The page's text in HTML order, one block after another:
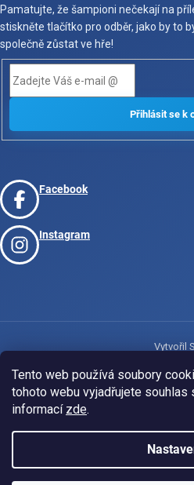
Tento web používá soubory
tohoto webu vyjadřujete souhlas
informací zde.
Pamatujte, že šampioni nečekají na
stiskněte tlačítko pro odběr, jako by to
společně zůstat ve hře!
Facebook
Instagram
Vytvořil
Copyright 2026www.josport.cz.